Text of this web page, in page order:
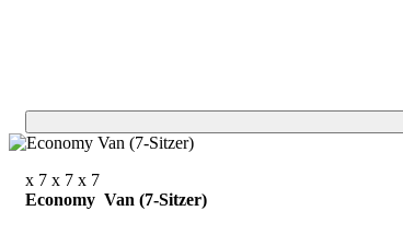
x 7 x 7 x 7
Economy Van (7-Sitzer)